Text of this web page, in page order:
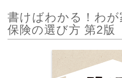
書けばわかる！わ
保険の選び方 第2版